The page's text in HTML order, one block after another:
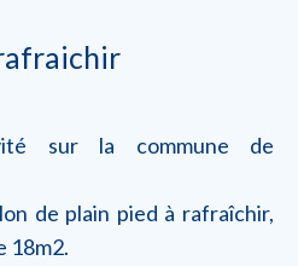
sur la commune de
de plain pied à rafraîchir,
18m2.